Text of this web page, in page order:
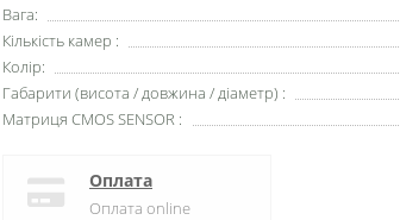
Вага:
Кількість камер :
Колір:
Габарити (висота / довжина / діаметр) :
Матриця CMOS SENSOR :
Оплата
Оплата online